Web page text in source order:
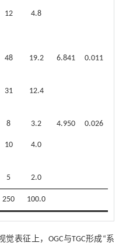
250 100.0
12 4.8
48 19.2 6.841 0.011
31 12.4
8 3.2 4.950 0.026
10 4.0
5 2.0
表征上，OGC与TGC形成“系